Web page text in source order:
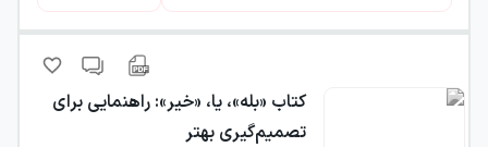
کتاب «بله»، یا، «خیر»: راهنمایی برای
تصمیم‌گیری بهتر